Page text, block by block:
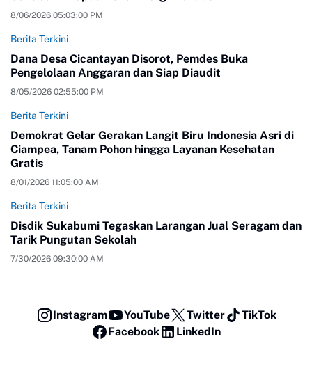
8/06/2026 05:03:00 PM
Berita Terkini
Dana Desa Cicantayan Disorot, Pemdes Buka
Pengelolaan Anggaran dan Siap Diaudit
8/05/2026 02:55:00 PM
Berita Terkini
Demokrat Gelar Gerakan Langit Biru Indonesia Asri di
Ciampea, Tanam Pohon hingga Layanan Kesehatan
Gratis
8/01/2026 11:05:00 AM
Berita Terkini
Disdik Sukabumi Tegaskan Larangan Jual Seragam dan
Tarik Pungutan Sekolah
7/30/2026 09:30:00 AM
Instagram YouTube Twitter
TikTok
Facebook
LinkedIn